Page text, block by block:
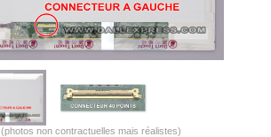
(photos non contractuelles mais réalistes)